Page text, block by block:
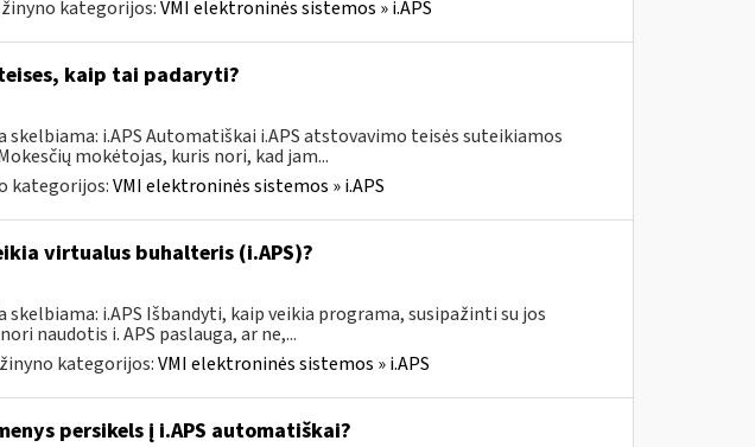
kategorijos:VMI elektroninės sistemos » i.APS
kaip tai padaryti?
i.APS Automatiškai i.APS atstovavimo teisės suteikiamos
mokėtojas, kuris nori, kad jam...
kategorijos:VMI elektroninės sistemos » i.APS
virtualus buhalteris (i.APS)?
i.APS Išbandyti, kaip veikia programa, susipažinti su jos
naudotis i. APS paslauga, ar ne,...
kategorijos:VMI elektroninės sistemos » i.APS
persikels į i.APS automatiškai?